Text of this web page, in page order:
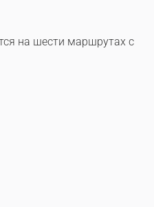
на шести маршрутах с